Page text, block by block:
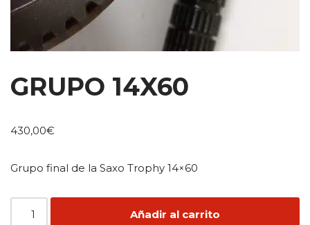
GRUPO 14X60
430,00€
Grupo final de la Saxo Trophy 14×60
Añadir al carrito